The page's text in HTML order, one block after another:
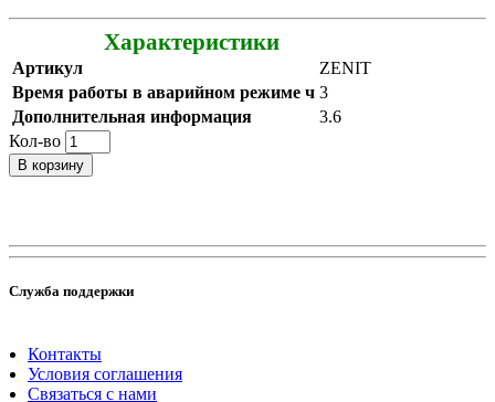
Характеристики
Артикул
ZENIT
Время работы в аварийном режиме ч 3
Дополнительная информация
3.6
Кол-во
В корзину
Служба поддержки
Контакты
Условия соглашения
Связаться с нами